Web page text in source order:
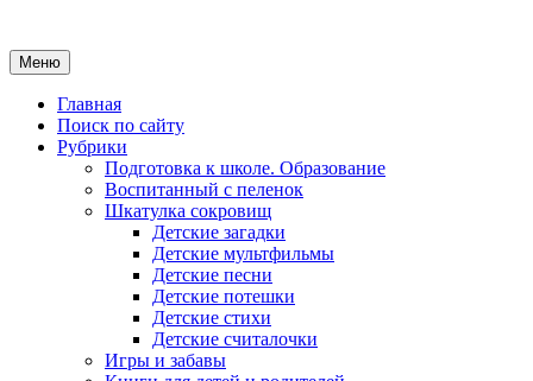
Меню
Главная
Поиск по сайту
Рубрики
Подготовка к школе. Образование
Воспитанный с пеленок
Шкатулка сокровищ
Детские загадки
Детские мультфильмы
Детские песни
Детские потешки
Детские стихи
Детские считалочки
Игры и забавы